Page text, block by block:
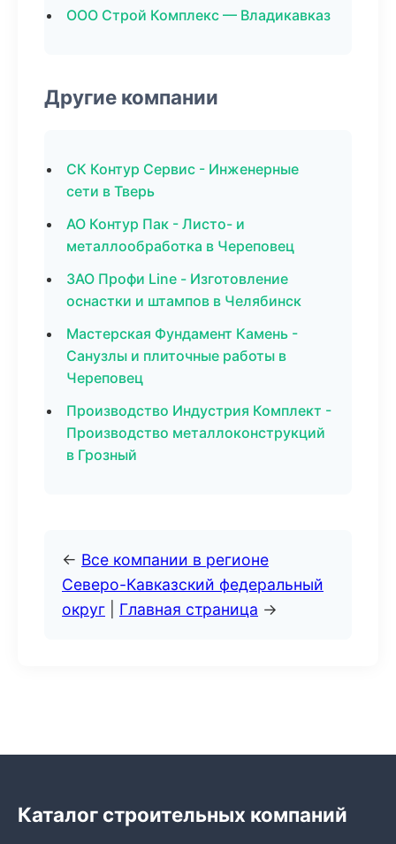
ООО Строй Комплекс — Владикавказ
Другие компании
СК Контур Сервис - Инженерные
сети в Тверь
АО Контур Пак - Листо- и
металлообработка в Череповец
ЗАО Профи Line - Изготовление
оснастки и штампов в Челябинск
Мастерская Фундамент Камень -
Санузлы и плиточные работы в
Череповец
Производство Индустрия Комплект -
Производство металлоконструкций
в Грозный
← Все компании в регионе
Северо-Кавказский федеральный
округ
Главная страница →
Каталог строительных компаний